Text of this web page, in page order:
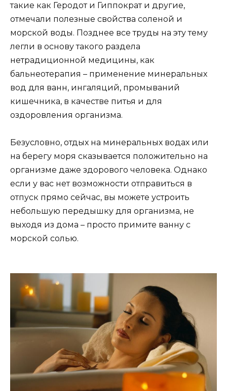
такие как Геродот и Гиппократ и другие,
отмечали полезные свойства соленой и
морской воды. Позднее все труды на эту тему
легли в основу такого раздела
нетрадиционной медицины, как
бальнеотерапия – применение минеральных
вод для ванн, ингаляций, промываний
кишечника, в качестве питья и для
оздоровления организма.
Безусловно, отдых на минеральных водах или
на берегу моря сказывается положительно на
организме даже здорового человека. Однако
если у вас нет возможности отправиться в
отпуск прямо сейчас, вы можете устроить
небольшую передышку для организма, не
выходя из дома – просто примите ванну с
морской солью.